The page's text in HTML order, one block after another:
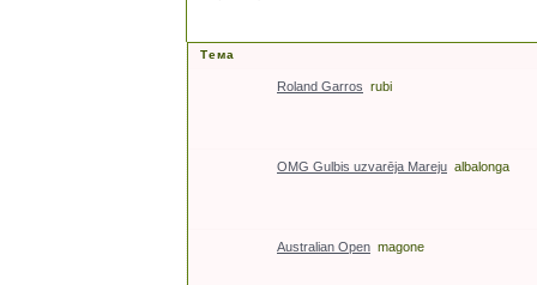
Тема
Roland Garros rubi
OMG Gulbis uzvarēja Mareju albalonga
Australian Open magone